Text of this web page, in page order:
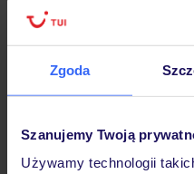
Zgoda
Szanujemy Twoją
Używamy technologii
Lider niskich cen
Hotel